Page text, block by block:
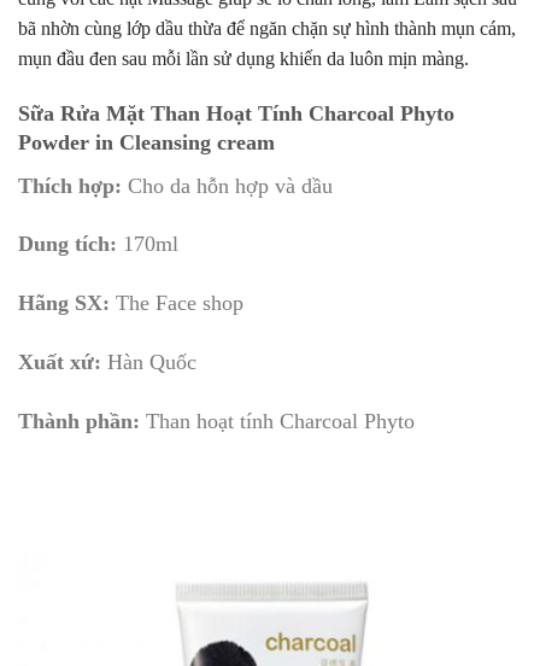
bã nhờn cùng lớp dầu thừa để ngăn chặn sự hình thành mụn cám,
mụn đầu đen sau mỗi lần sử dụng khiến da luôn mịn màng.
Sữa Rửa Mặt Than Hoạt Tính Charcoal Phyto
Powder in Cleansing cream
Thích hợp: Cho da hỗn hợp và dầu
Dung tích: 170ml
Hãng SX: The Face shop
Xuất xứ: Hàn Quốc
Thành phần: Than hoạt tính Charcoal Phyto